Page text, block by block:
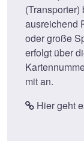
ausreichend
oder große
erfolgt über
mit an.
Hier geht